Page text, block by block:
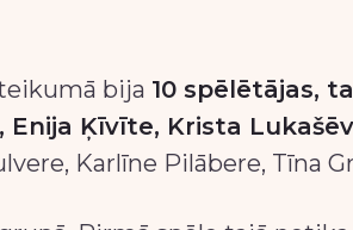
bija 10 spēlētājas,
Enija Ķīvīte, Krista
Karlīne Pilābere, Tīna